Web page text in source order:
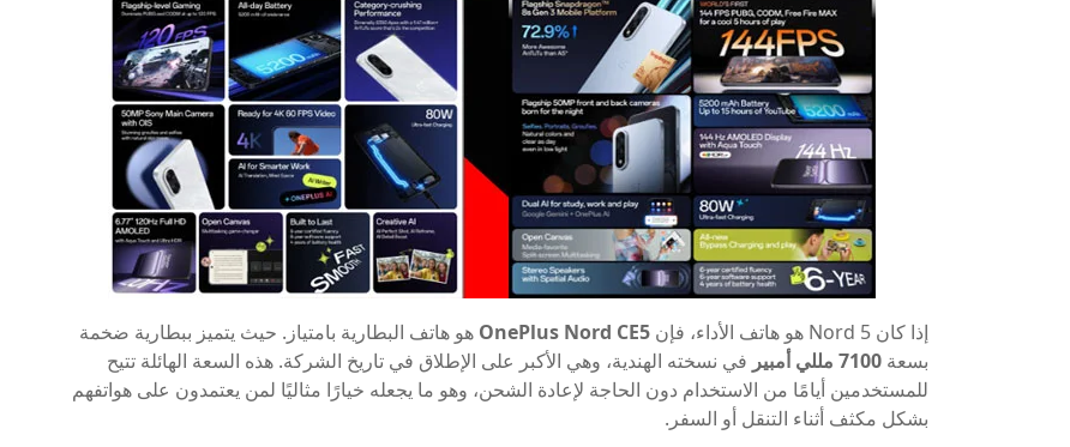
إذا كان Nord 5 هو هاتف الأداء، فإن OnePlus Nord CE5 هو هاتف البطارية بامتياز. حيث يتميز ببطارية ضخمة
بسعة 7100 مللي أمبير
في نسخته الهندية، وهي الأكبر على الإطلاق في تاريخ الشركة. هذه السعة الهائلة تتيح
للمستخدمين أيامًا من الاستخدام دون الحاجة لإعادة الشحن، وهو ما يجعله خيارًا مثاليًا لمن يعتمدون على هواتفهم
بشكل مكثف أثناء التنقل أو السفر.